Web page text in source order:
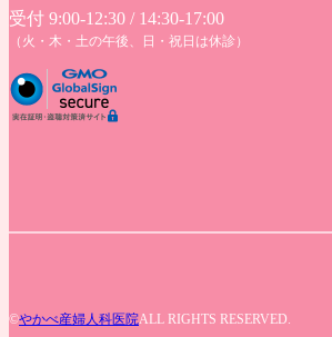
受付 9:00-12:30 / 14:30-17:00
（火・木・土の午後、日・祝日は休診）
©やかべ産婦人科医院ALL RIGHTS RESERVED.